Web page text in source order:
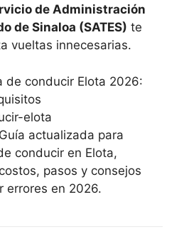
de Administración
de Sinaloa (SATES) te
vueltas innecesarias.
de conducir Elota 2026:
elota
Guía actualizada para
conducir en Elota,
pasos y consejos
errores en 2026.